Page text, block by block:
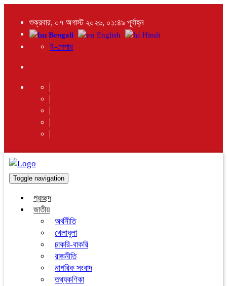
শুক্রবার, ০৭ অগাস্ট ২০২৬, ০১:৪৯ পূর্বাহ্ন
Bengali English Hindi
ই-পেপার
Toggle navigation
প্রচ্ছদ
জাতীয়
অর্থনীতি
খেলাধুলা
চাকরি-বাকরি
রাজনীতি
নাগরিক সংবাদ
তথ্যকণিকা